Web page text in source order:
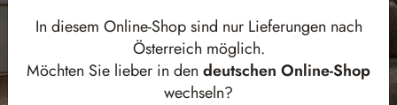
In diesem Online-Shop sind nur Lieferungen nach
Österreich möglich.
Möchten Sie lieber in den deutschen Online-Shop
wechseln?